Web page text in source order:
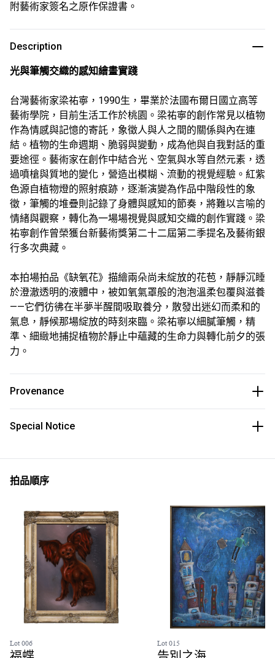
附藝術家簽名之原作保證書。
Description
光與筆觸交織的感知繪畫實踐
台灣藝術家梁祐寧，1990生，畢業於法國布爾日國立高等
藝術學院，目前生活工作於桃園。梁祐寧的創作常見以植物
作為情感與記憶的寄託，象徵人與人之間的關係與內在連
結。植物的生命週期、脆弱與變動，成為他與自我對話的重
要途徑。藝術家在創作中結合光、空氣與水等自然元素，透
過噴槍與質地的變化，營造出模糊、流動的視覺經驗。紅紫
色源自植物燈的照射痕跡，逐漸演變為作品中階段性的象
徵，筆觸的堆疊則記錄了身體與感知的節奏，將難以言喻的
情緒與觀察，轉化為一場場視覺與感知交織的創作實踐。梁
祐寧創作曾榮獲台新藝術獎第二十二屆第二季提名及藝術銀
行多次典藏。
本拍場拍品《缺氧花》描繪兩朵尚未綻放的花苞，靜靜沉睡
於澄澈透明的液體中，被如氧氣罩般的泡泡溫柔包覆與滋養
——它們彷彿在半夢半醒間吸取養分，散發出迷幻而柔和的
氣息，靜候那場綻放的時刻來臨。梁祐寧以細膩筆觸，精
準、細緻地捕捉植物於靜止中蘊藏的生命力與轉化前夕的張
力。
Provenance
Special Notice
拍品順序
Lot 006 Lot 015